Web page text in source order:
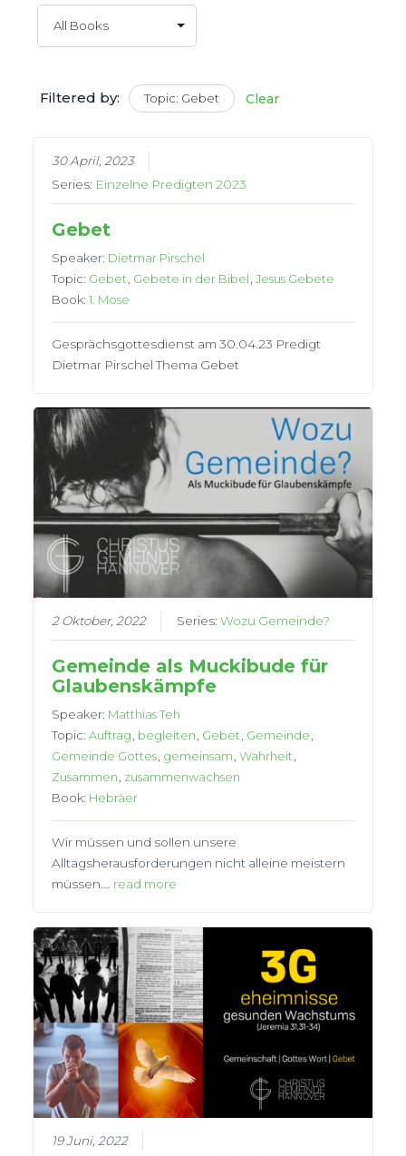
Filtered by: Topic: Gebet Clear
30 April, 2023
Series: Einzelne Predigten 2023
Gebet
Speaker: Dietmar Pirschel
Topic: Gebet Gebete in der Bibel ,Jesus Gebete
Book:1. Mose
Gesprächsgottesdienst am 30.04.23 Predigt
Dietmar Pirschel Thema Gebet
2 Oktober, 2022 Series:Wozu Gemeinde?
Gemeinde als Muckibude für
Glaubenskämpfe
Speaker: Matthias Teh
Topic:Auftrag begleiten Gebet Gemeinde
Gemeinde Gottes gemeinsam ,Wahrheit
Zusammen zusammenwachsen
Book: Hebräer
Wir müssen und sollen unsere
Alltagsherausforderungen nicht alleine meistern
müssen…. read more
19 Juni, 2022